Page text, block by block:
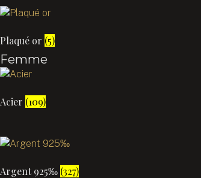
Plaqué or (5)
Femme
Acier (109)
Argent 925‰ (327)